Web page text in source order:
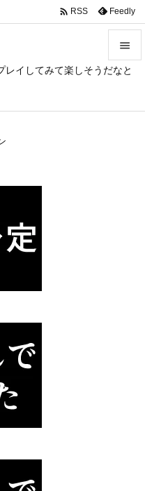
イしてみて楽しそうだなと



 RSS Feedly